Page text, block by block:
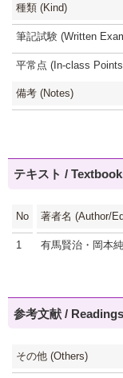
種類 (Kind)
筆記試験 (Written
平常点 (In-class
備考 (Notes)
テキスト /
No 著者名 (Author/
1 有馬賢治・岡本
参考文献 / Readings
その他 (Others)